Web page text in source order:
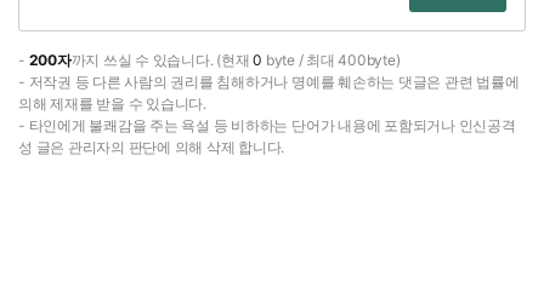
- 200자까지 쓰실 수 있습니다. (현재0 byte / 최대 400byte)
- 저작권 등 다른 사람의 권리를 침해하거나 명예를 훼손하는 댓글은 관련 법률에
의해 제재를 받을 수 있습니다.
- 타인에게 불쾌감을 주는 욕설 등 비하하는 단어가 내용에 포함되거나 인신공격
성 글은 관리자의 판단에 의해 삭제 합니다.